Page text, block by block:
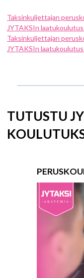
Taksinkuljettajan
JYTAKSIn
Taksinkuljettajan
JYTAKSIn
TUTUSTU